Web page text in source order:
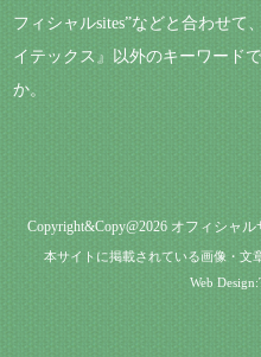
フィシャルsites”などと合わせて
イテックス』以外のキーワード
か。
Copyright&Copy@2026 オフィシャル
本サイトに掲載されている画像・文
Web